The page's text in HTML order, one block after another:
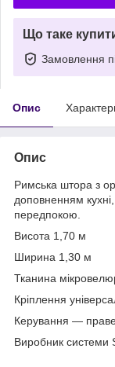
Що таке
Замовлення
Опис
Опис
Римська штора з
доповненням
передпокою.
Висота 1,70 м
Ширина 1,30 м
Тканина
Кріплення
Керування —
Виробник системи